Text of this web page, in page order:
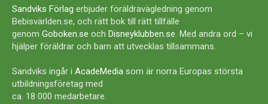
Sandviks Förlag erbjuder föräldravägledning genom
Bebisvärlden.se, och rätt bok till rätt tillfälle
genom Goboken.se och Disneyklubben.se. Med andra ord – vi
hjälper föräldrar och barn att utvecklas tillsammans.
Sandviks ingår i AcadeMedia som är norra Europas största
utbildningsföretag med
ca. 18 000 medarbetare.